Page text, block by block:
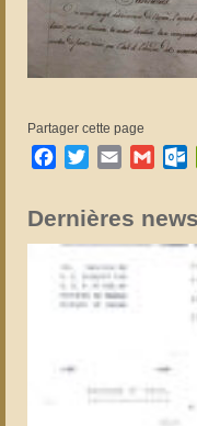
Partager cette page
Facebook
TwitterEmail
Dernières